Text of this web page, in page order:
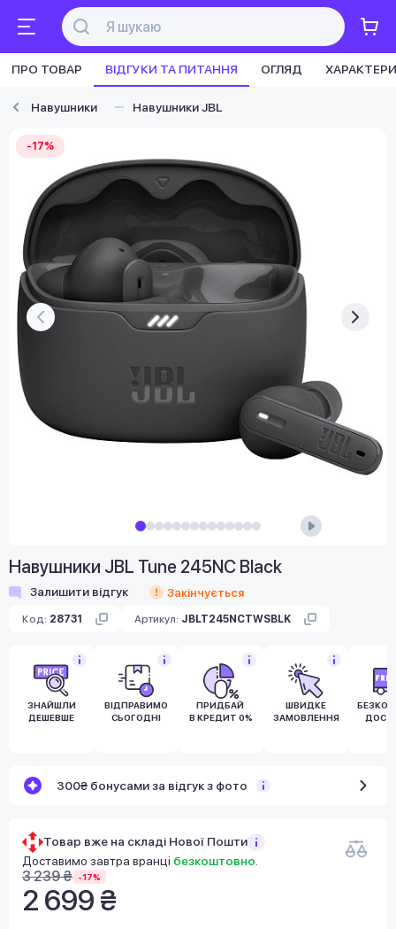
ПРО ТОВАР ВІДГУКИ ТА ПИТАННЯ ОГЛЯД
Навушники Навушники JBL
-17%
Навушники JBL Tune 245NC Black
Залишити відгук Закінчується
Код: 28731 Артикул: JBLT245NCTWSBLK
ЗНАЙШЛИ
ДЕШЕВШЕ
ВІДПРАВИМО
СЬОГОДНІ
ПРИДБАЙ
В КРЕДИТ 0%
ШВИДКЕ
ЗАМОВЛЕННЯ
300₴ бонусами за відгук з фото
Товар вже на складі Нової Пошти!
Доставимо завтра вранці безкоштовно
3 239 ₴ -17%
2 699 ₴